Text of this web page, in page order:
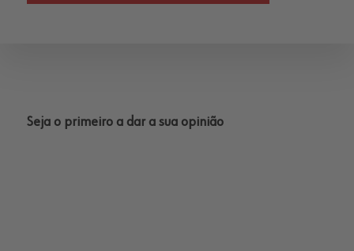
Seja o primeiro a dar a sua opinião